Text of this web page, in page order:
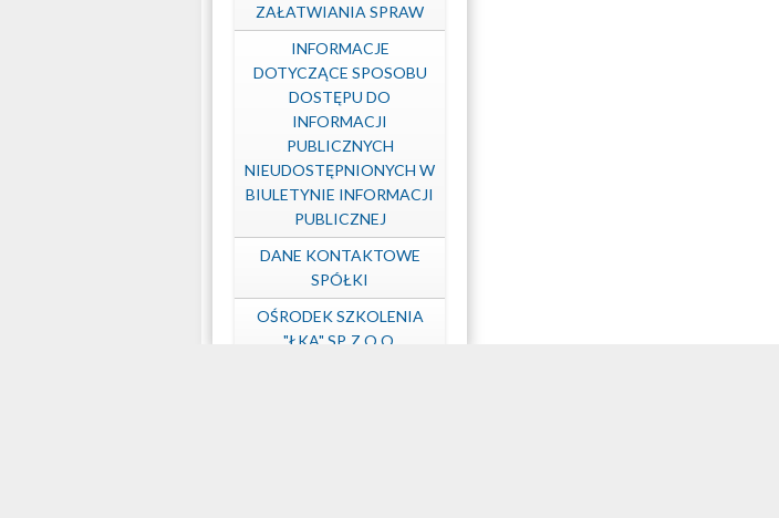
ZAŁATWIANIA SPRAW
INFORMACJE
DOTYCZĄCE SPOSOBU
DOSTĘPU DO
INFORMACJI
PUBLICZNYCH
NIEUDOSTĘPNIONYCH W
BIULETYNIE INFORMACJI
PUBLICZNEJ
DANE KONTAKTOWE
SPÓŁKI
OŚRODEK SZKOLENIA
"ŁKA" SP. Z O.O.